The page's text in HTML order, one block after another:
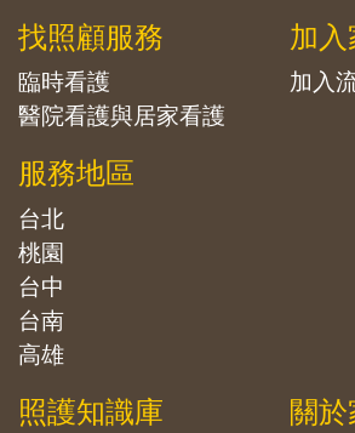
找照顧服務
臨時看護
醫院看護與居家看護
服務地區
台北
桃園
台中
台南
高雄
加入
加入
照護知識庫 關於